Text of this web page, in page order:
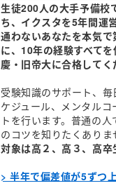
生徒200人の大手予備校
ち、イクスタを5年間運
通わないあなたを本気
に、10年の経験すべて
慶・旧帝大に合格してく
受験知識のサポート、
ケジュール、メンタル
トを行います。普通の
のコツを知りたくありま
対象は高２、高３、高卒
> 半年で偏差値が5ずつ